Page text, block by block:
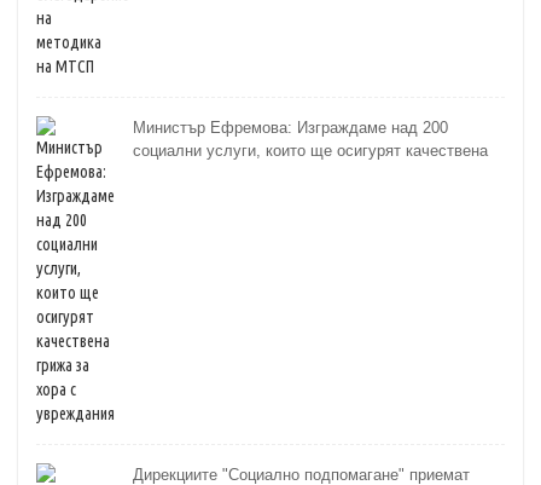
Министър Ефремова: Изграждаме над 200
социални услуги, които ще осигурят качествена
Дирекциите "Социално подпомагане" приемат